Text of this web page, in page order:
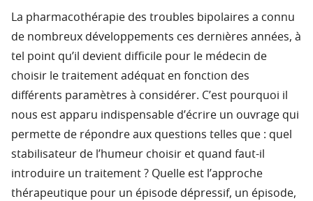
La pharmacothérapie des troubles bipolaires a connu
de nombreux développements ces dernières années, à
tel point qu’il devient difficile pour le médecin de
choisir le traitement adéquat en fonction des
différents paramètres à considérer. C’est pourquoi il
nous est apparu indispensable d’écrire un ouvrage qui
permette de répondre aux questions telles que : quel
stabilisateur de l’humeur choisir et quand faut-il
introduire un traitement ? Quelle est l’approche
thérapeutique pour un épisode dépressif, un épisode,